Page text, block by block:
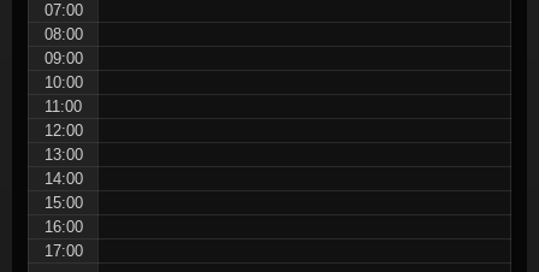
07:00
08:00
09:00
10:00
11:00
12:00
13:00
14:00
15:00
16:00
17:00